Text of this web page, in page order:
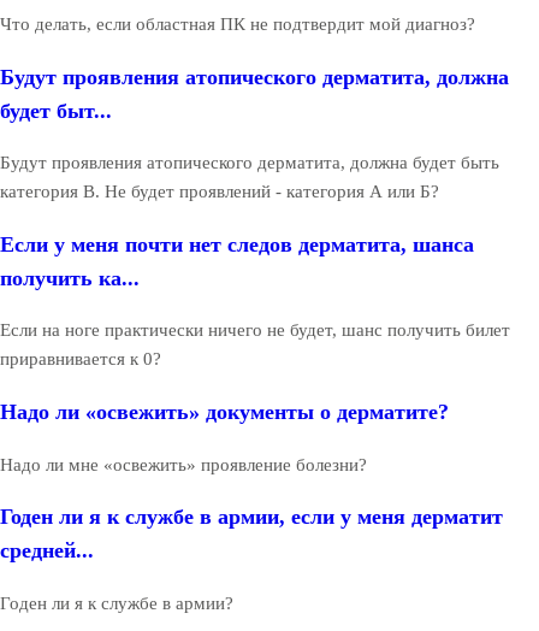
Что делать, если областная ПК не подтвердит мой диагноз?
Будут проявления атопического дерматита, должна
будет быт...
Будут проявления атопического дерматита, должна будет быть
категория В. Не будет проявлений - категория А или Б?
Если у меня почти нет следов дерматита, шанса
получить ка...
Если на ноге практически ничего не будет, шанс получить билет
приравнивается к 0?
Надо ли «освежить» документы о дерматите?
Надо ли мне «освежить» проявление болезни?
Годен ли я к службе в армии, если у меня дерматит
средней...
Годен ли я к службе в армии?